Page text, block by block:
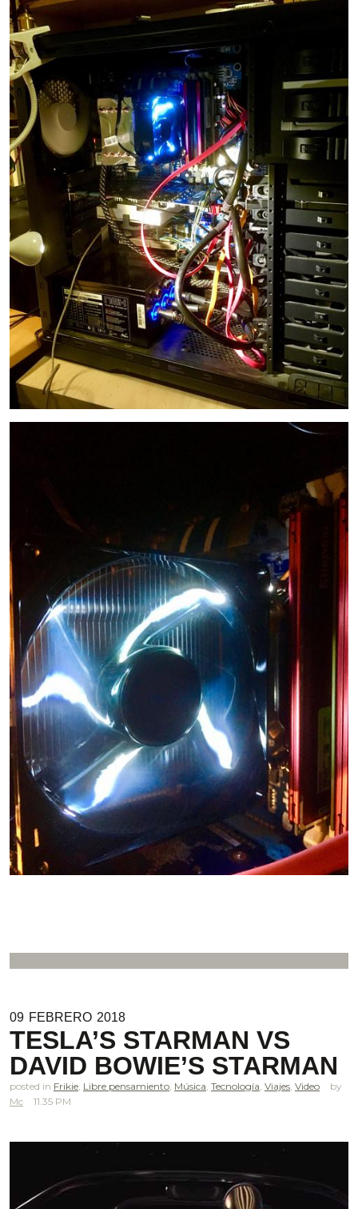
09 FEBRERO 2018
TESLA’S STARMAN VS
DAVID BOWIE’S STARMAN
posted in Frikie Libre pensamiento Música Tecnología Viajes Video
Mc
11.35 PM